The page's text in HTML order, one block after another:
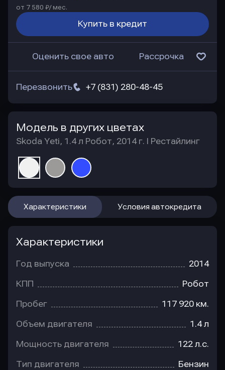
от 7 580 ₽/ мес.
Купить в кредит
Оценить свое авто Рассрочка
+7 (831) 280-48-45
Перезвонить
Модель в других цветах
Skoda Yeti, 1.4 л Робот, 2014 г. I Рестайлинг
Характеристики Условия автокредита
Характеристики
Год выпуска 2014
КПП Робот
Пробег 117 920 км.
Объем двигателя 1.4 л
Мощность двигателя 122 л.с.
Тип двигателя Бензин